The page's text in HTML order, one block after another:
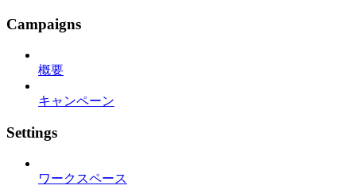
Campaigns
概要
キャンペーン
Settings
ワークスペース